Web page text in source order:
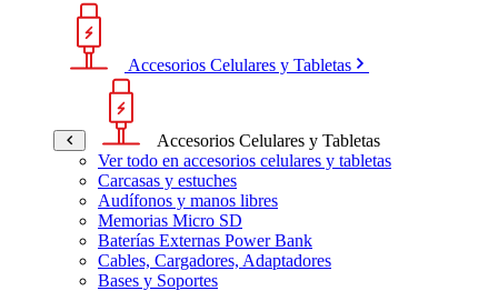
Accesorios Celulares y Tabletas
Accesorios Celulares y Tabletas
Ver todo en accesorios celulares y tabletas
Carcasas y estuches
Audífonos y manos libres
Memorias Micro SD
Baterías Externas Power Bank
Cables, Cargadores, Adaptadores
Bases y Soportes